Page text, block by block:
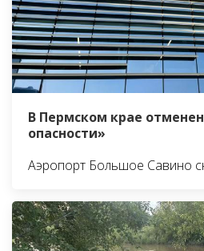
В Пермском крае
опасности»
Аэропорт Большое Савино